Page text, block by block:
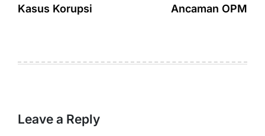
Kasus Korupsi
Ancaman OPM
Leave a Reply